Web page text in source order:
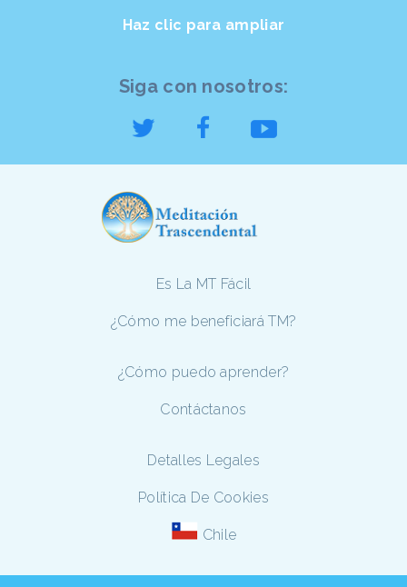
Haz clic para ampliar
Siga con nosotros:
Es La MT Fácil
¿Cómo me beneficiará TM?
¿Cómo puedo aprender?
Contáctanos
Detalles Legales
Política De Cookies
Chile